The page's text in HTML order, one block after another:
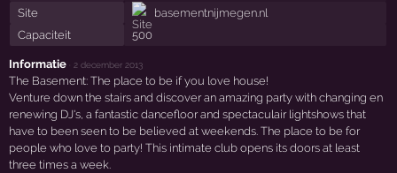
Site
basementnijmegen.nl
Capaciteit
500
Informatie 2 december 2013
The Basement: The place to be if you love house!
Venture down the stairs and discover an amazing party with changing en
renewing DJ's, a fantastic dancefloor and spectaculair lightshows that
have to been seen to be believed at weekends. The place to be for
people who love to party! This intimate club opens its doors at least
three times a week.